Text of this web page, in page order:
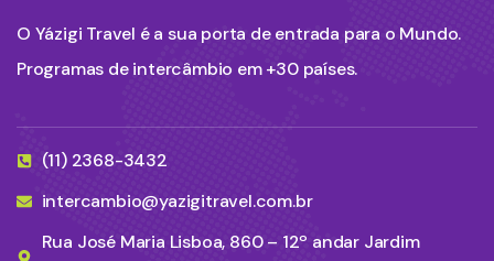
O Yázigi Travel é a sua porta de entrada para o Mundo.
Programas de intercâmbio em +30 países.
(11) 2368-3432
intercambio@yazigitravel.com.br
Rua José Maria Lisboa, 860 – 12º andar Jardim